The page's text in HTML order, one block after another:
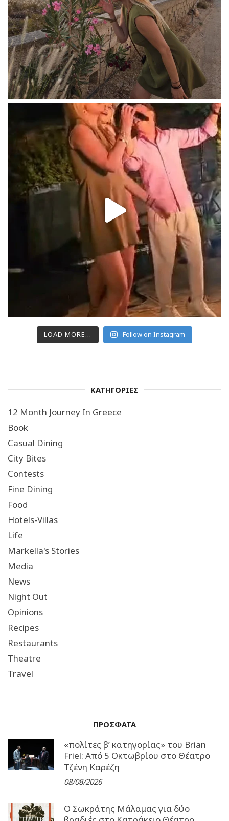
LOAD MORE... Follow on Instagram
ΚΑΤΗΓΟΡΙΕΣ
12 Month Journey In Greece
Book
Casual Dining
City Bites
Contests
Fine Dining
Food
Hotels-Villas
Life
Markella's Stories
Media
News
Night Out
Opinions
Recipes
Restaurants
Theatre
Travel
ΠΡΟΣΦΑΤΑ
«πολίτες β’ κατηγορίας» του Brian
Friel: Από 5 Οκτωβρίου στο Θέατρο
Τζένη Καρέζη
08/08/2026
Ο Σωκράτης Μάλαμας για δύο